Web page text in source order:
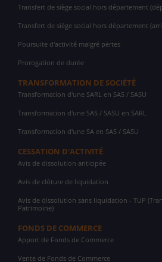
Transfert de siège social hors département
Transfert de siège social hors département
Poursuite d'activité malgré pertes
Prorogation de durée
TRANSFORMATION DE SOCIÉTÉ
Transformation d'une SARL en SAS / SASU
Transformation d'une SAS / SASU en SARL
Transformation d'une SA en SAS / SASU
CESSATION D'ACTIVITÉ
Avis de dissolution anticipée
Avis de clôture de liquidation
Avis de dissolution sans liquidation - TUP
Patrimoine)
FONDS DE COMMERCE
Apport de Fonds de Commerce
Vente de Fonds de Commerce